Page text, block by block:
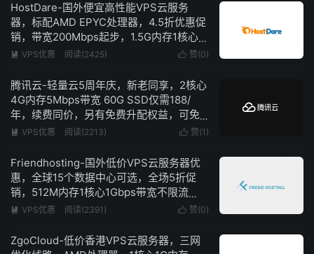
HostDare-国外便宜高性能VPS云服务
器，标配AMD EPYC处理器，4.5折优惠促
销，带宽200Mbps起步，1.5G内存1核心低
至$12.6/年
 赞(0)
 VPS优惠 阅读(2425)
腾讯云-轻量云5周年庆，新老同享，2核心
4G内存5Mbps带宽 60G SSD仅需188/
年，续费同价，另有免费升配权益，可免
费升级为4核心4G内存
 赞(1 )
 VPS优惠 阅读(2213)
Friendhosting-国外低价VPS云服务器优
惠，全球15个数据中心可选，全场5折促
销，512M内存1核心1Gbps带宽不限流
量，低至€1.74/月
 赞(0)
 VPS优惠 阅读(2391)
ZgoCloud-低价香港VPS云服务器，三网